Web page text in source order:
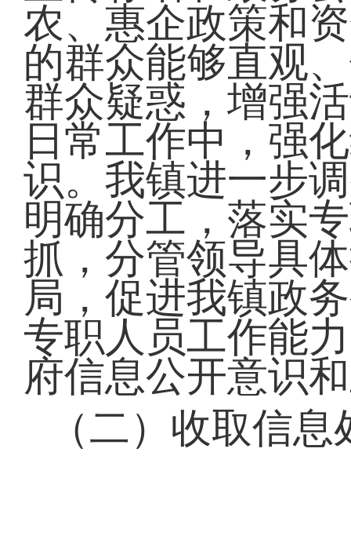
农、惠企政策和
的群众能够直观
群众疑惑，增强
日常工作中，强
识。我镇进一步
明确分工，落实
抓，分管领导具
局，促进我镇政
专职人员工作能
府信息公开意识
（二）收取信